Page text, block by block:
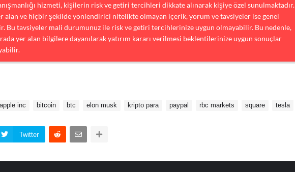
hizmeti, kişilerin risk ve getiri tercihleri dikkate alınarak kişiye özel sunulmaktadır.
alan ve hiçbir şekilde yönlendirici nitelikte olmayan içerik, yorum ve tavsiyeler ise genel
Bu tavsiyeler mali durumunuz ile risk ve getiri tercihlerinize uygun olmayabilir. Bu nedenle,
yer alan bilgilere dayanılarak yatırım kararı verilmesi beklentilerinize uygun sonuçlar
apple inc bitcoin btc elon musk kripto para paypal rbc markets square tesla
Twitter